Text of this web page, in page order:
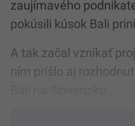
zaujímavého
pokúsili kúsok Bali
A tak začal vznikať
ním prišlo aj